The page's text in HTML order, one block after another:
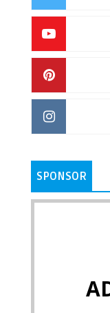
SPONSOR